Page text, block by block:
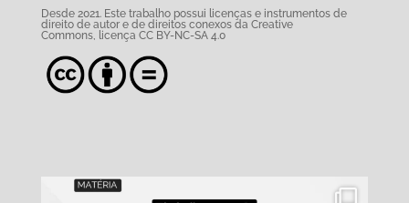
Desde 2021. Este trabalho possui licenças e instrumentos de
direito de autor e de direitos conexos da Creative
Commons,
licença CC BY-NC-SA 4.0